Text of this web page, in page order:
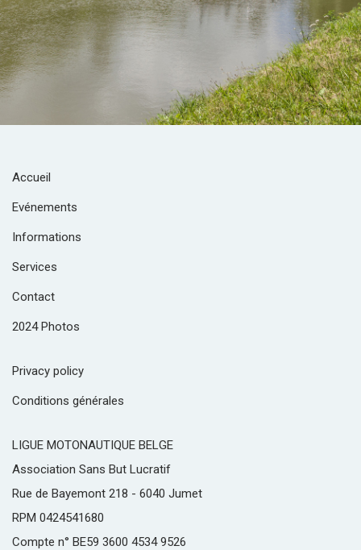
Accueil
Evénements
Informations
Services
Contact
2024 Photos
Privacy policy
Conditions générales
LIGUE MOTONAUTIQUE BELGE
Association Sans But Lucratif
Rue de Bayemont 218 - 6040 Jumet
RPM 0424541680
Compte n° BE59 3600 4534 9526